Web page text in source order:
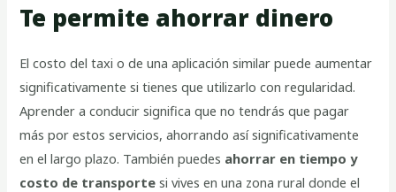
Te permite ahorrar dinero
El costo del taxi o de una aplicación similar puede aumentar
significativamente si tienes que utilizarlo con regularidad.
Aprender a conducir significa que no tendrás que pagar
más por estos servicios, ahorrando así significativamente
en el largo plazo. También puedes ahorrar en tiempo y
costo de transportesi vives en una zona rural donde el